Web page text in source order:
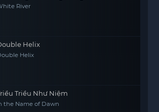
River
Helix
Helix
Triều Như Niệm
the Name of Dawn